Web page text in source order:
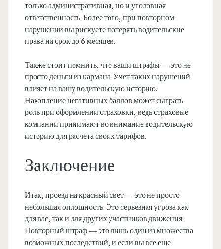
только административная, но и уголовная
ответственность. Более того, при повторном
нарушении вы рискуете потерять водительские
права на срок до 6 месяцев.
Также стоит помнить, что ваши штрафы — это не
просто деньги из кармана. Учет таких нарушений
влияет на вашу водительскую историю.
Накопление негативных баллов может сыграть
роль при оформлении страховки, ведь страховые
компании принимают во внимание водительскую
историю для расчета своих тарифов.
Заключение
Итак, проезд на красный свет — это не просто
небольшая оплошность. Это серьезная угроза как
для вас, так и для других участников движения.
Повторный штраф — это лишь один из множества
возможных последствий, и если вы все еще